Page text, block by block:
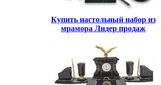
Купить настольный набор из
мрамора Лидер продаж